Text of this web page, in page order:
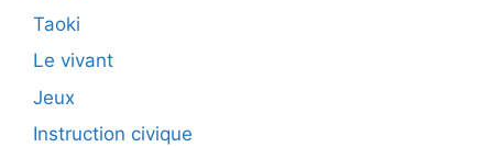
Taoki
Le vivant
Jeux
Instruction civique